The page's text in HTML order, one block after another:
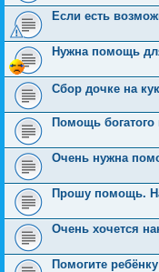
Если есть
Нужна помощь
Сбор дочке на
Помощь
Очень нужна
Прошу помощь.
Очень хочется
Помогите